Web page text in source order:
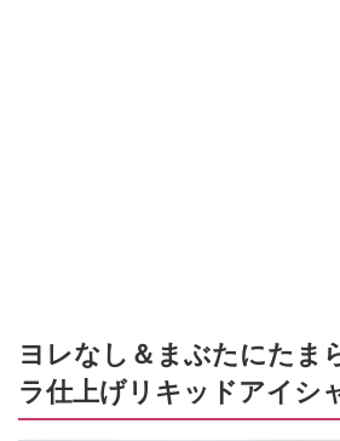
ヨレなし＆まぶたにたま
ラ仕上げリキッドアイシ